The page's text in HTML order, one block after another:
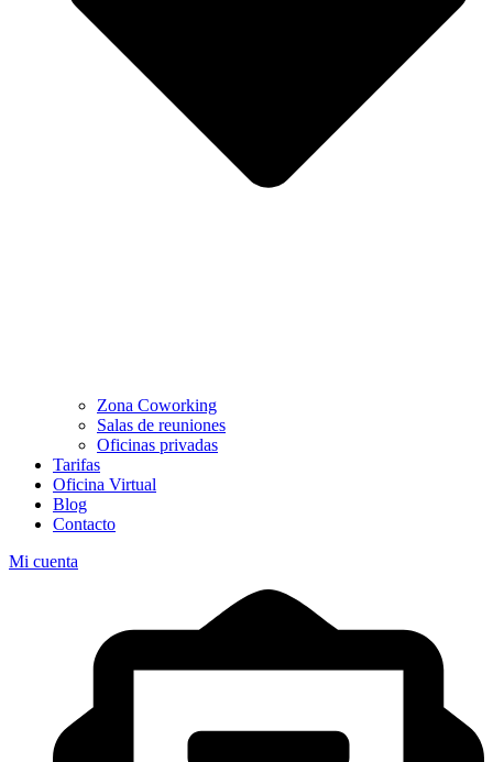
Zona Coworking
Salas de reuniones
Oficinas privadas
Tarifas
Oficina Virtual
Blog
Contacto
Mi cuenta